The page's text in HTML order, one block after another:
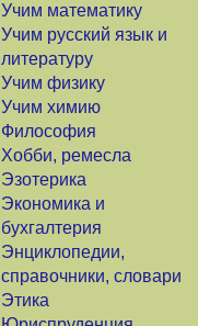
Учим математику
Учим русский язык и
литературу
Учим физику
Учим химию
Философия
Хобби, ремесла
Эзотерика
Экономика и
бухгалтерия
Энциклопедии,
справочники, словари
Этика